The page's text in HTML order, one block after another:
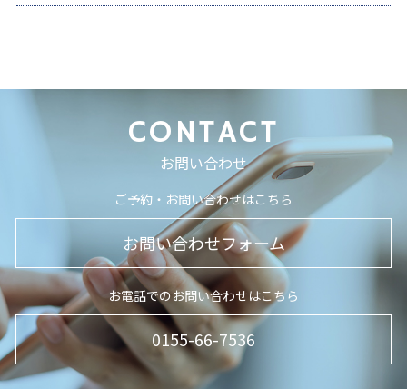
CONTACT
お問い合わせ
ご予約・お問い合わせはこちら
お問い合わせフォーム
お電話でのお問い合わせはこちら
0155-66-7536